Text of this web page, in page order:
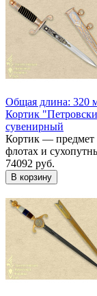
Общая длина: 320
Кортик
сувенирный
Кортик — предмет
флотах и
74092 руб.